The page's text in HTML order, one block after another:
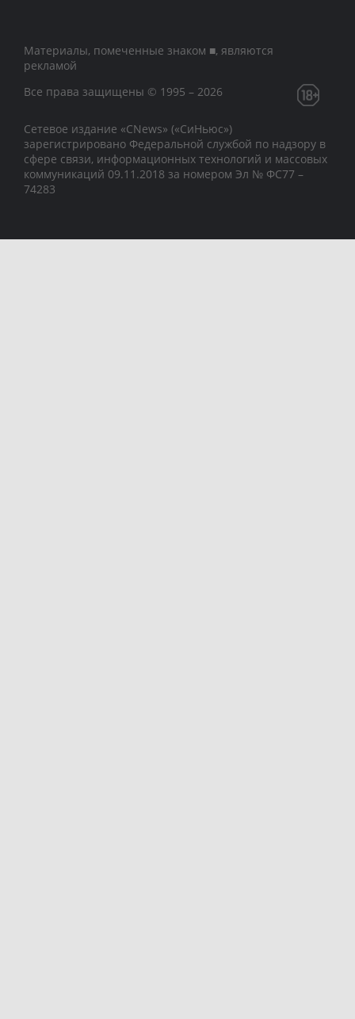
Материалы, помеченные знаком ■, являются
рекламой
Все права защищены © 1995 – 2026
Сетевое издание «CNews» («СиНьюс»)
зарегистрировано Федеральной службой по надзору в
сфере связи, информационных технологий и массовых
коммуникаций 09.11.2018 за номером Эл № ФС77 –
74283